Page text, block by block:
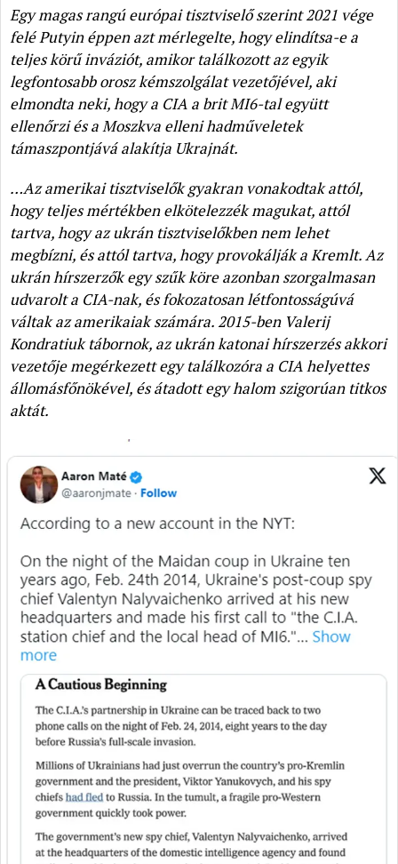
Egy magas rangú európai tisztviselő szerint 2021 vége
felé Putyin éppen azt mérlegelte, hogy elindítsa-e a
teljes körű inváziót, amikor találkozott az egyik
legfontosabb orosz kémszolgálat vezetőjével, aki
elmondta neki, hogy a CIA a brit MI6-tal együtt
ellenőrzi és a Moszkva elleni hadműveletek
támaszpontjává alakítja Ukrajnát.
…Az amerikai tisztviselők gyakran vonakodtak attól,
hogy teljes mértékben elkötelezzék magukat, attól
tartva, hogy az ukrán tisztviselőkben nem lehet
megbízni, és attól tartva, hogy provokálják a Kremlt. Az
ukrán hírszerzők egy szűk köre azonban szorgalmasan
udvarolt a CIA-nak, és fokozatosan létfontosságúvá
váltak az amerikaiak számára. 2015-ben Valerij
Kondratiuk tábornok, az ukrán katonai hírszerzés akkori
vezetője megérkezett egy találkozóra a CIA helyettes
állomásfőnökével, és átadott egy halom szigorúan titkos
aktát.